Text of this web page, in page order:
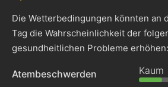
Die Wetterbedingungen könnten an
Tag die Wahrscheinlichkeit der
gesundheitlichen Probleme erhöhen:
Atembeschwerden Kaum